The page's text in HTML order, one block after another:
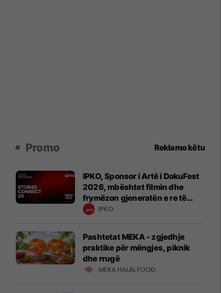
Promo Reklamo këtu
IPKO, Sponsor i Artë i DokuFest
2026, mbështet filmin dhe
frymëzon gjeneratën e re të
krijuesve
IPKO
Pashtetat MEKA - zgjedhje
praktike për mëngjes, piknik
dhe rrugë
MEKA HALAL FOOD